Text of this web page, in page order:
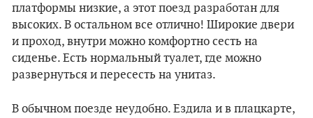
платформы низкие, а этот поезд разработан для
высоких. В остальном все отлично! Широкие двери
и проход, внутри можно комфортно сесть на
сиденье. Есть нормальный туалет, где можно
развернуться и пересесть на унитаз.
В обычном поезде неудобно. Ездила и в плацкарте,